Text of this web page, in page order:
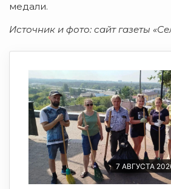
медали.
Источник и фото: сайт газеты
7 АВГУСТА